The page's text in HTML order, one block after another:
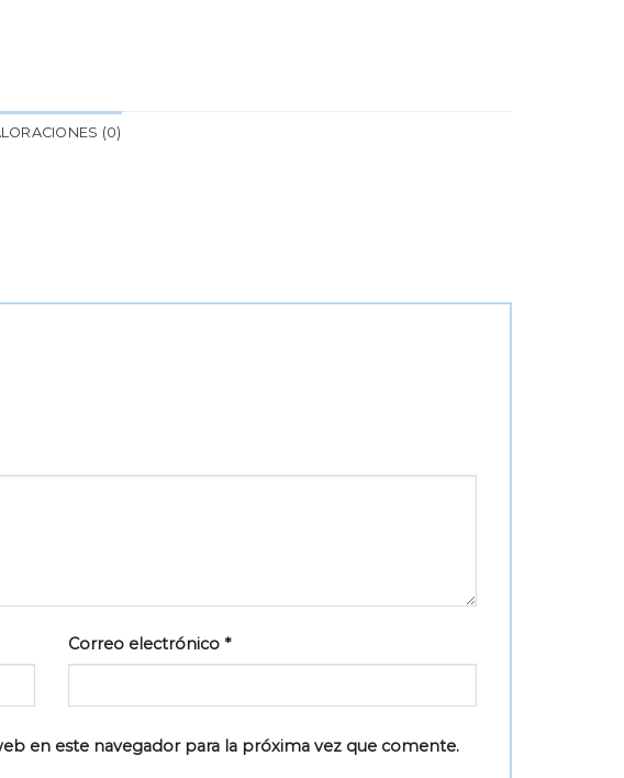
(0)
Correo electrónico *
en este navegador para la próxima vez que comente.